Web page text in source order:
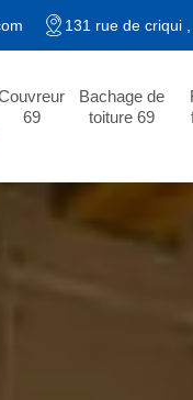
131 rue de criqui
69
Bachage de
toiture 69